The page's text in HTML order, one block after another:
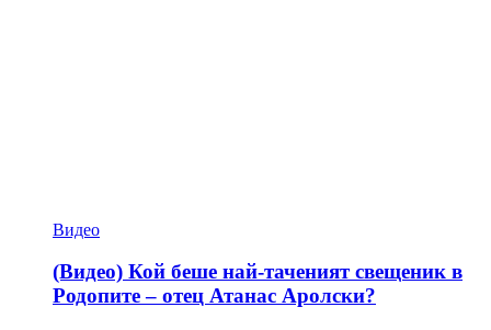
Видео
(Видео) Кой беше най-таченият свещеник в
Родопите – отец Атанас Аролски?